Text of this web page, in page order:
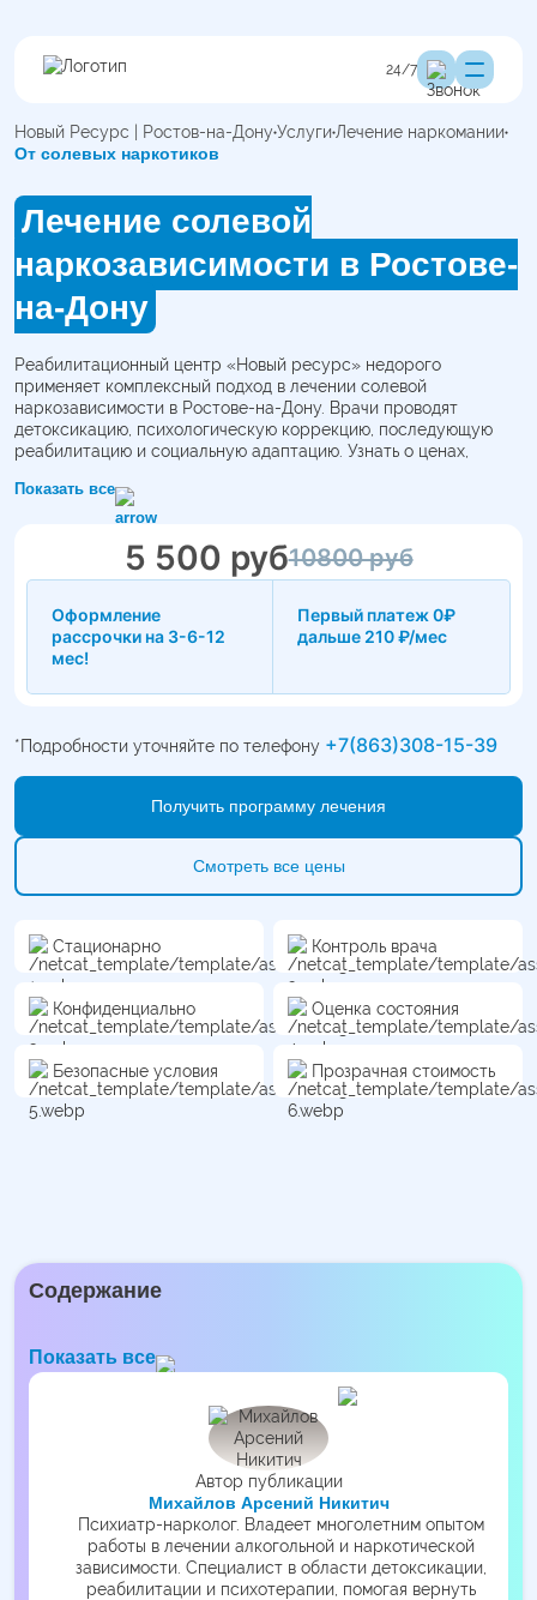
24/7
Новый Ресурс | Ростов-на-Дону Услуги Лечение наркомании
От солевых наркотиков
Лечение солевой
наркозависимости в Ростове-
на-Дону
Реабилитационный центр «Новый ресурс» недорого
применяет комплексный подход в лечении солевой
наркозависимости в Ростове-на-Дону. Врачи проводят
детоксикацию, психологическую коррекцию, последующую
реабилитацию и социальную адаптацию. Узнать о ценах,
терапии можно по номеру указанному на сайте. Дежурный
врач ответит на вопросы.
Показать все
10800 руб
5 500 руб
Оформление
рассрочки на 3-6-12
мес!
Первый платеж 0₽
дальше 210 ₽/мес
*Подробности уточняйте по телефону +7(863)308-15-39
Получить программу лечения
Смотреть все цены
Стационарно Контроль врача
Конфиденциально Оценка состояния
Безопасные условия Прозрачная стоимость
Содержание
Показать все
Автор публикации
Михайлов Арсений Никитич
Психиатр-нарколог. Владеет многолетним опытом
работы в лечении алкогольной и наркотической
зависимости. Специалист в области детоксикации,
реабилитации и психотерапии, помогая вернуть